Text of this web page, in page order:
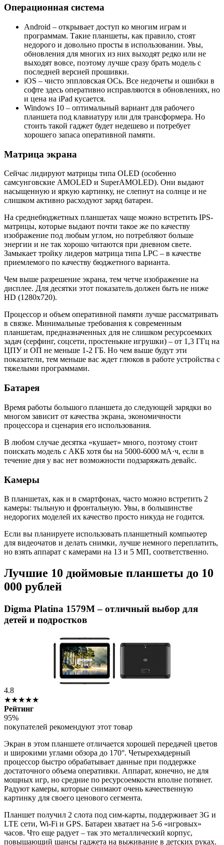
Операционная система
Android – открывает доступ ко многим играм и
программам. Такие планшеты, как правило, стоят
недорого и довольно просты в использовании. Увы,
обновления для многих из них выходят редко или не
выходят вовсе, поэтому лучше сразу брать модель с
последней версией прошивки.
iOS – чисто эппловская ОСь. Все недочеты и ошибки в
софте здесь оперативно исправляются в обновлениях, но
и цена на iPad кусается.
Windows 10 – оптимальный вариант для рабочего
планшета под клавиатуру или для трансформера. Но
стоить такой гаджет будет недешево и потребует
хорошего запаса оперативной памяти.
Матрица экрана
Сейчас лидируют матрицы типа OLED (особенно
самсунговские AMOLED и SuperAMOLED). Они выдают
насыщенную и яркую картинку, не слепнут на солнце и не
слишком активно расходуют заряд батареи.
На среднебюджетных планшетах чаще можно встретить IPS-
матрицы, которые выдают почти такое же по качеству
изображение под любым углом, но потребляют больше
энергии и не так хорошо читаются при дневном свете.
Замыкает тройку лидеров матрица типа LPC – в качестве
приемлемого по качеству бюджетного варианта.
Чем выше разрешение экрана, тем четче изображение на
дисплее. Для десятки этот показатель должен быть не ниже
HD (1280x720).
Процессор и объем оперативной памяти лучше рассматривать
в связке. Минимальные требования к современным
планшетам, предназначенных для не слишком ресурсоемких
задач (серфинг, соцсети, простенькие игрушки) – от 1,3 ГГц на
ЦПУ и ОП не меньше 1-2 ГБ. Но чем выше будут эти
показатели, тем меньше вас ждет глюков в работе устройства с
тяжелыми программами.
Батарея
Время работы большого планшета до следующей зарядки во
многом зависит от качества экрана, экономичности
процессора и сценария его использования.
В любом случае десятка «кушает» много, поэтому стоит
поискать модель с АКБ хотя бы на 5000-6000 мА·ч, если в
течение дня у вас нет возможности подзаряжать девайс.
Камеры
В планшетах, как и в смартфонах, часто можно встретить 2
камеры: тыльную и фронтальную. Увы, в большинстве
недорогих моделей их качество просто никуда не годится.
Если вы планируете использовать планшетный компьютер
для видеочатов и делать снимки, лучше немного переплатить,
но взять аппарат с камерами на 13 и 5 МП, соответственно.
Лучшие 10 дюймовые планшеты до 10
000 рублей
Digma Platina 1579M – отличный выбор для
детей и подростков
4.8
★★★★★
Рейтинг
95%
покупателей рекомендуют этот товар
Экран в этом планшете отличается хорошей передачей цветов
и широкими углами обзора до 170°. Четырехъядерный
процессор быстро обрабатывает данные при поддержке
достаточного объема оперативки. Аппарат, конечно, не для
мощных игр, но средние по ресурсоемкости вполне потянет.
Радуют камеры, которые снимают очень качественную
картинку для своего ценового сегмента.
Планшет получил 2 слота под сим-карты, поддерживает 3G и
LTE сети, Wi-Fi и GPS. Батареи хватает на 5-6 «игровых»
часов. Что еще радует – так это металлический корпус,
повышающий шансы гаджета на выживание в детских руках.